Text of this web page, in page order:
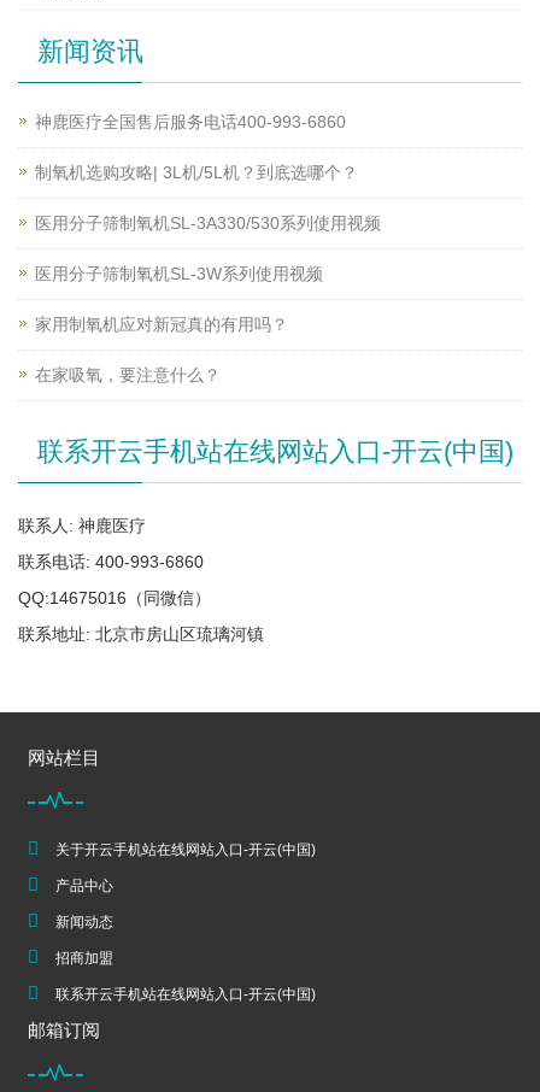
新闻资讯
神鹿医疗全国售后服务电话400-993-6860
制氧机选购攻略| 3L机/5L机？到底选哪个？
医用分子筛制氧机SL-3A330/530系列使用视频
医用分子筛制氧机SL-3W系列使用视频
家用制氧机应对新冠真的有用吗？
在家吸氧，要注意什么？
联系开云手机站在线网站入口-开云(中国)
联系人: 神鹿医疗
联系电话: 400-993-6860
QQ:14675016（同微信）
联系地址: 北京市房山区琉璃河镇
网站栏目
关于开云手机站在线网站入口-开云(中国)
产品中心
新闻动态
招商加盟
联系开云手机站在线网站入口-开云(中国)
邮箱订阅